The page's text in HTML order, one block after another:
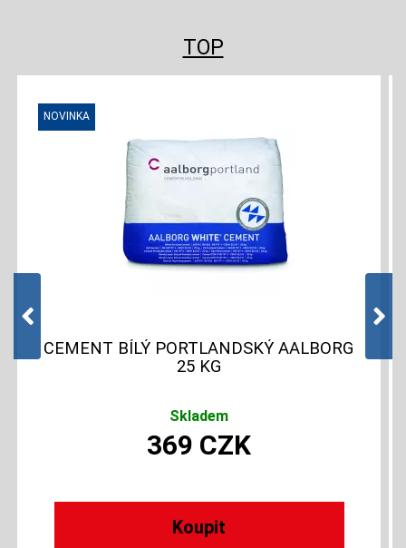
TOP
CEMENT BÍLÝ PORTLANDSKÝ AALBORG
25 KG
Skladem
369 CZK